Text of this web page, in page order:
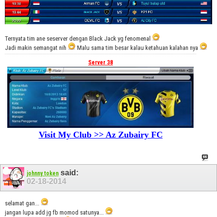
Ternyata tim ane seserver dengan Black Jack yg fenomenal
Jadi makin semangat nih
Malu sama tim besar kalau ketahuan kalahan nya
Server 38
Visit My Club >> Az Zubairy FC
johnny token said:
02-18-2014
selamat gan...
jangan lupa add jg fb momod satunya...